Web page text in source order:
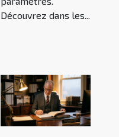
Découvrez dans les...